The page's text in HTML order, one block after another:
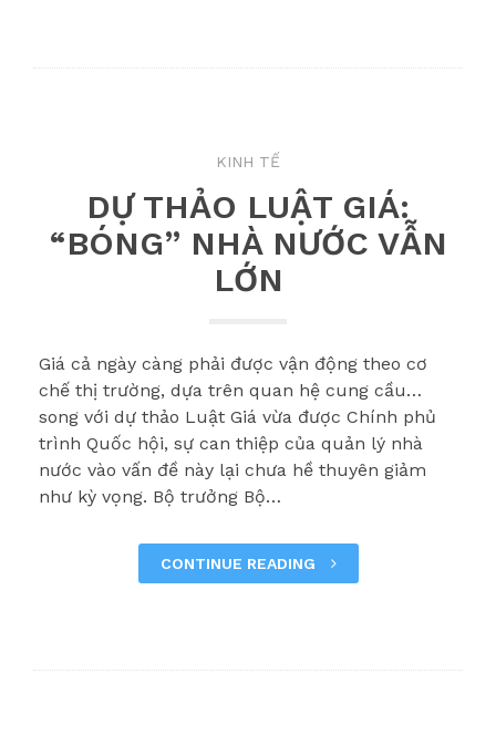
KINH TẾ
DỰ THẢO LUẬT GIÁ:
“BÓNG” NHÀ NƯỚC VẪN
LỚN
Giá cả ngày càng phải được vận động theo cơ
chế thị trường, dựa trên quan hệ cung cầu…
song với dự thảo Luật Giá vừa được Chính phủ
trình Quốc hội, sự can thiệp của quản lý nhà
nước vào vấn đề này lại chưa hề thuyên giảm
như kỳ vọng. Bộ trưởng Bộ…
CONTINUE READING